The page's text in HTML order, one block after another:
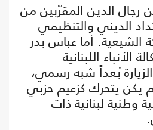
رجال الدين المقرّبين من
الديني والتنظيمي
الشيعية. أما عباس بدر
الأنباء اللبنانية
بُعداً شبه رسمي،
يكن يتحرك كزعيم حزبي
لبنانية ذات